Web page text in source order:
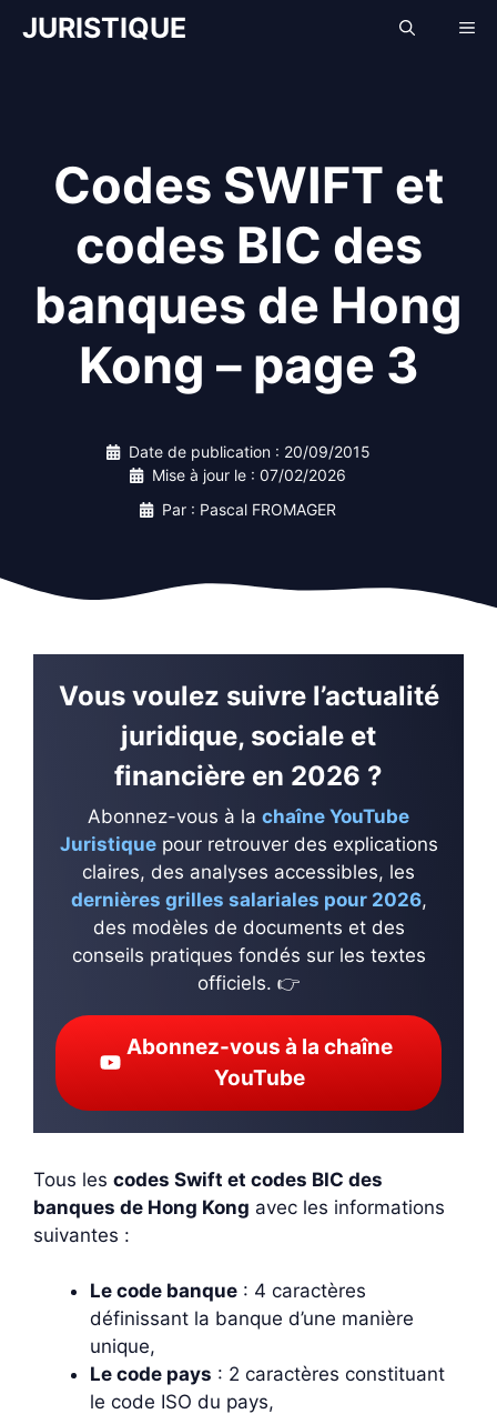
AllerJURISTIQUE
Codes SWIFT et
codes BIC des
banques de Hong
Kong – page 3
Date de publication : 20/09/2015
Mise à jour le : 07/02/2026
Par : Pascal FROMAGER
Vous voulez suivre l’actualité
juridique, sociale et
financière en 2026 ?
Abonnez-vous à la chaîne YouTube
Juristiquepour retrouver des explications
claires, des analyses accessibles, les
dernières grilles salariales pour 2026,
des modèles de documents et des
conseils pratiques fondés sur les textes
officiels. 👉
Abonnez-vous à la chaîne
YouTube
Tous les codes Swift et codes BIC des
banques de Hong Kong avec les informations
suivantes :
Le code banque : 4 caractères
définissant la banque d’une manière
unique,
Le code pays : 2 caractères constituant
le code ISO du pays,